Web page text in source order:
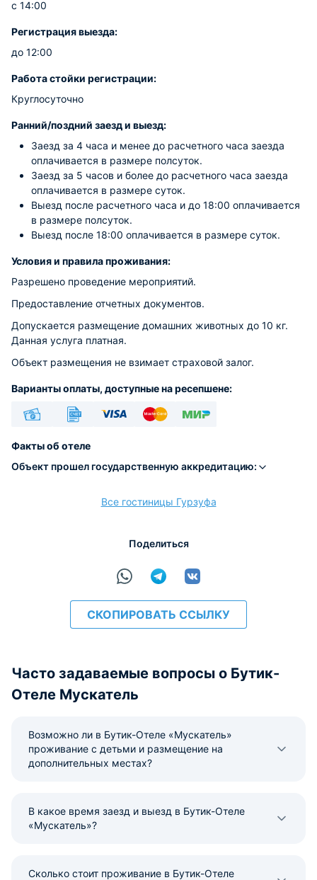
с 14:00
Регистрация выезда:
до 12:00
Работа стойки регистрации:
Круглосуточно
Ранний/поздний заезд и выезд:
Заезд за 4 часа и менее до расчетного часа заезда
оплачивается в размере полсуток.
Заезд за 5 часов и более до расчетного часа заезда
оплачивается в размере суток.
Выезд после расчетного часа и до 18:00 оплачивается
в размере полсуток.
Выезд после 18:00 оплачивается в размере суток.
Условия и правила проживания:
Разрешено проведение мероприятий.
Предоставление отчетных документов.
Допускается размещение домашних животных до 10 кг.
Данная услуга платная.
Объект размещения не взимает страховой залог.
Варианты оплаты, доступные на ресепшене:
Факты об отеле
Объект прошел государственную аккредитацию:
Все гостиницы Гурзуфа
Поделиться
СКОПИРОВАТЬ ССЫЛКУ
Часто задаваемые вопросы о Бутик-
Отеле Мускатель
Возможно ли в Бутик-Отеле «Мускатель»
проживание с детьми и размещение на
дополнительных местах?
В какое время заезд и выезд в Бутик-Отеле
«Мускатель»?
Сколько стоит проживание в Бутик-Отеле